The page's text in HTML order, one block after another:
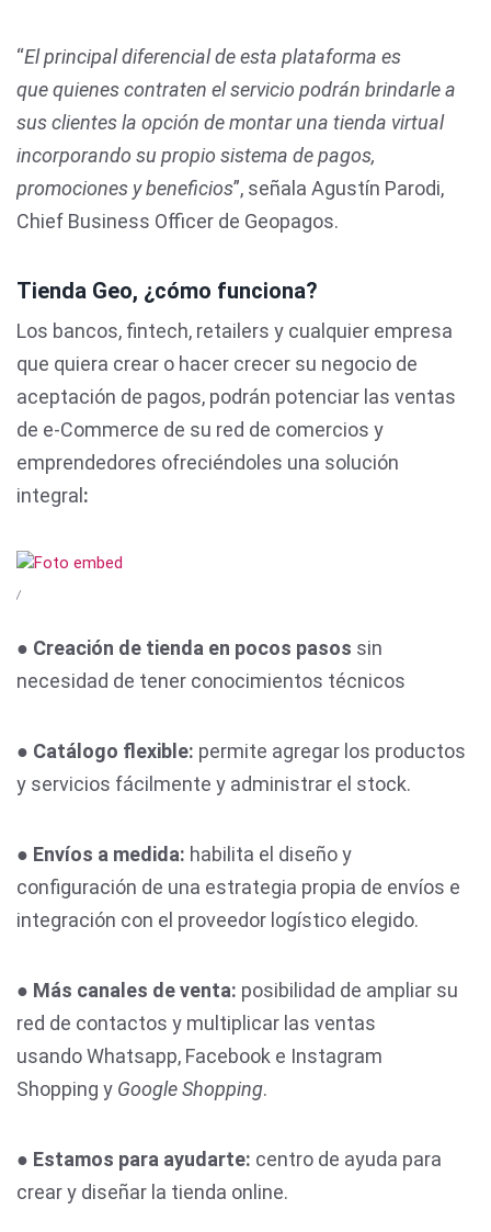
“El principal diferencial de esta plataforma es
quequienes contraten el servicio podrán brindarle a
sus clientes la opción de montar una tienda virtual
incorporando su propio sistema de pagos,
promociones y beneficios”, señala Agustín Parodi,
Chief Business Officer de Geopagos.
Tienda Geo, ¿cómo funciona?
Los bancos, fintech, retailers y cualquier empresa
que quiera crear o hacer crecer su negocio de
aceptación de pagos, podrán potenciar las ventas
de e-Commerce de su red de comercios y
emprendedores ofreciéndoles una solución
integral :
/
● Creación de tienda en pocos pasos sin
necesidad de tener conocimientos técnicos
● Catálogo flexible: permite agregar los productos
y servicios fácilmente y administrar el stock.
● Envíos a medida: habilita el diseño y
configuración de una estrategia propia de envíos e
integración con el proveedor logístico elegido.
● Más canales de venta: posibilidad de ampliar su
red de contactos y multiplicar las ventas
usando Whatsapp, Facebook e Instagram
Shopping y Google Shopping.
● Estamos para ayudarte: centro de ayuda para
crear y diseñar la tienda online.